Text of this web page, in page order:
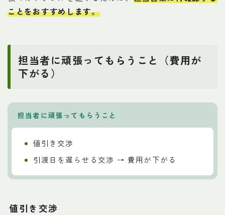
ことをおすすめします。
担当者に頑張ってもらうこと（費用が
下がる）
担当者に頑張ってもらうこと
値引き交渉
引渡日を遅らせる交渉 → 費用が下がる
値引き交渉